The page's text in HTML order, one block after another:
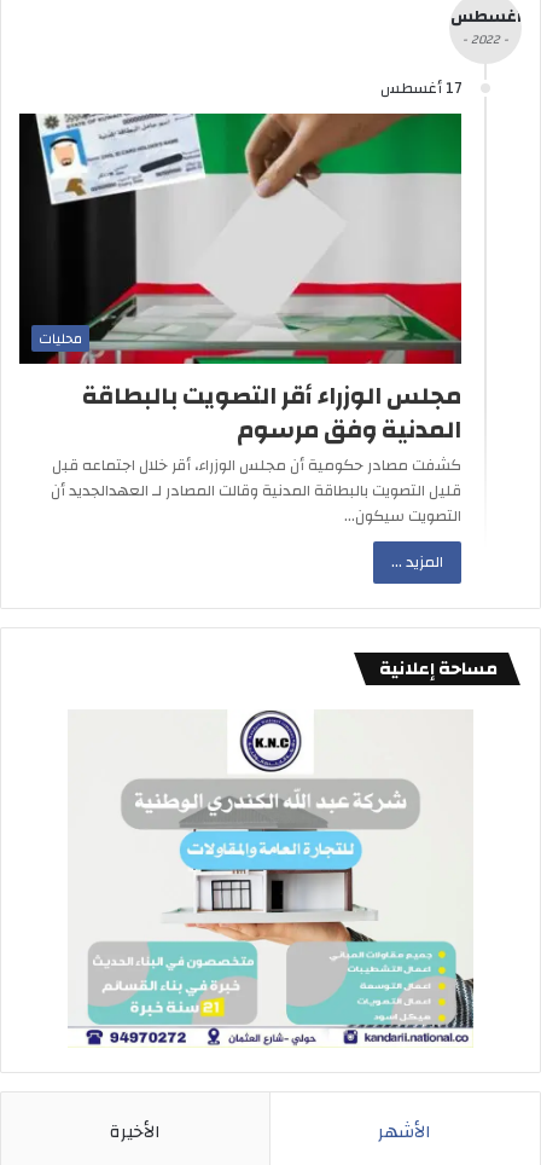
أغسطس
- 2022 -
17 أغسطس
محليات
مجلس الوزراء أقر التصويت بالبطاقة
المدنية وفق مرسوم
كشفت مصادر حكومية أن مجلس الوزراء، أقر خلال اجتماعه قبل
قليل التصويت بالبطاقة المدنية وقالت المصادر لـ العهدالجديد أن
التصويت سيكون…
المزيد ...
مساحة إعلانية
الأشهر الأخيرة